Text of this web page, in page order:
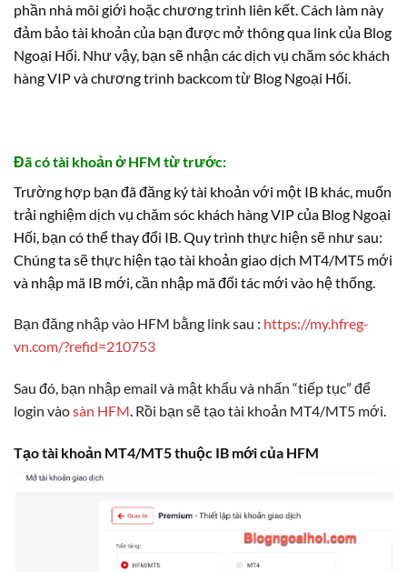
phần nhà môi giới hoặc chương trình liên kết. Cách làm này
đảm bảo tài khoản của bạn được mở thông qua link của Blog
Ngoại Hối. Như vậy, bạn sẽ nhận các dịch vụ chăm sóc khách
hàng VIP và chương trình backcom từ Blog Ngoại Hối.
Đã có tài khoản ở HFM từ trước:
Trường hợp bạn đã đăng ký tài khoản với một IB khác, muốn
trải nghiệm dịch vụ chăm sóc khách hàng VIP của Blog Ngoại
Hối, bạn có thể thay đổi IB. Quy trình thực hiện sẽ như sau:
Chúng ta sẽ thực hiện tạo tài khoản giao dịch MT4/MT5 mới
và nhập mã IB mới, cần nhập mã đối tác mới vào hệ thống.
Bạn đăng nhập vào HFM bằng link sau : https://my.hfreg-
vn.com/?refid=210753
Sau đó, bạn nhập email và mật khẩu và nhấn “tiếp tục” để
login vàosàn HFM. Rồi bạn sẽ tạo tài khoản MT4/MT5 mới.
Tạo tài khoản MT4/MT5 thuộc IB mới của HFM